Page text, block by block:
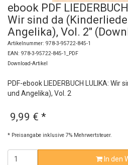
ebook PDF
Wir sind da
Angelika), Vol. 2"
Artikelnummer: 978-3-95722-845-1
EAN: 978-3-95722-845-1_PDF
Download-Artikel
PDF-ebook LIEDERBUCH LULIKA:
und Angelika), Vol. 2
9,99 € *
* Preisangabe inklusive 7% Mehrwertsteuer.
In den